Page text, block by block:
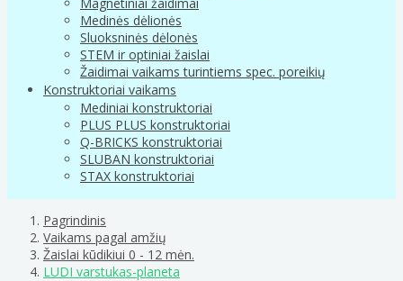
Medinės dėlionės
Sluoksninės dėlonės
STEM ir optiniai žaislai
Žaidimai vaikams turintiems spec. poreikių
Konstruktoriai vaikams
Mediniai konstruktoriai
PLUS PLUS konstruktoriai
Q-BRICKS konstruktoriai
SLUBAN konstruktoriai
STAX konstruktoriai
Pagrindinis
Vaikams pagal amžių
Žaislai kūdikiui 0 - 12 mėn.
LUDI varstukas-planeta